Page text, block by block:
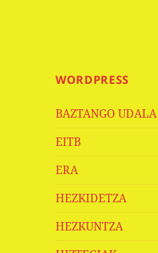
WORDPRESS
BAZTANGO UDALA
EITB
ERA
HEZKIDETZA
HEZKUNTZA